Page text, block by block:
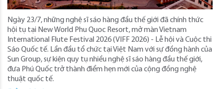
Ngày 23/7, những nghệ sĩ sáo hàng đầu thế giới đã chính thức
hội tụ tại New World Phu Quoc Resort, mở màn Vietnam
International Flute Festival 2026 (VIFF 2026) - Lễ hội và Cuộc thi
Sáo Quốc tế. Lần đầu tổ chức tại Việt Nam với sự đồng hành của
Sun Group, sự kiện quy tụ nhiều nghệ sĩ sáo hàng đầu thế giới,
đưa Phú Quốc trở thành điểm hẹn mới của cộng đồng nghệ
thuật quốc tế.